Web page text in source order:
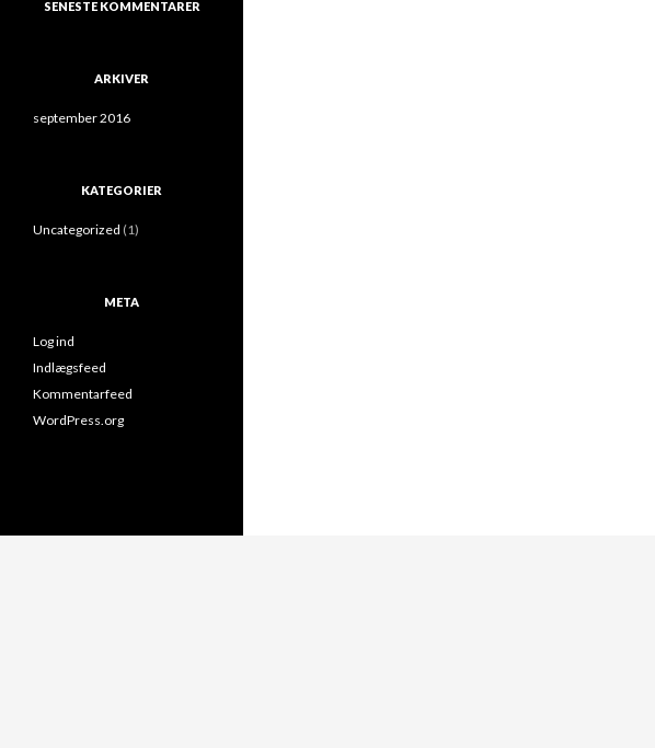
SENESTE KOMMENTARER
ARKIVER
september 2016
KATEGORIER
Uncategorized (1)
META
Log ind
Indlægsfeed
Kommentarfeed
WordPress.org